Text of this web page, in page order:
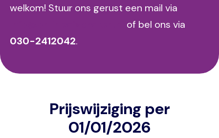
welkom! Stuur ons gerust een mail via
of bel ons via
030-2412042.
Prijswijziging per
01/01/2026